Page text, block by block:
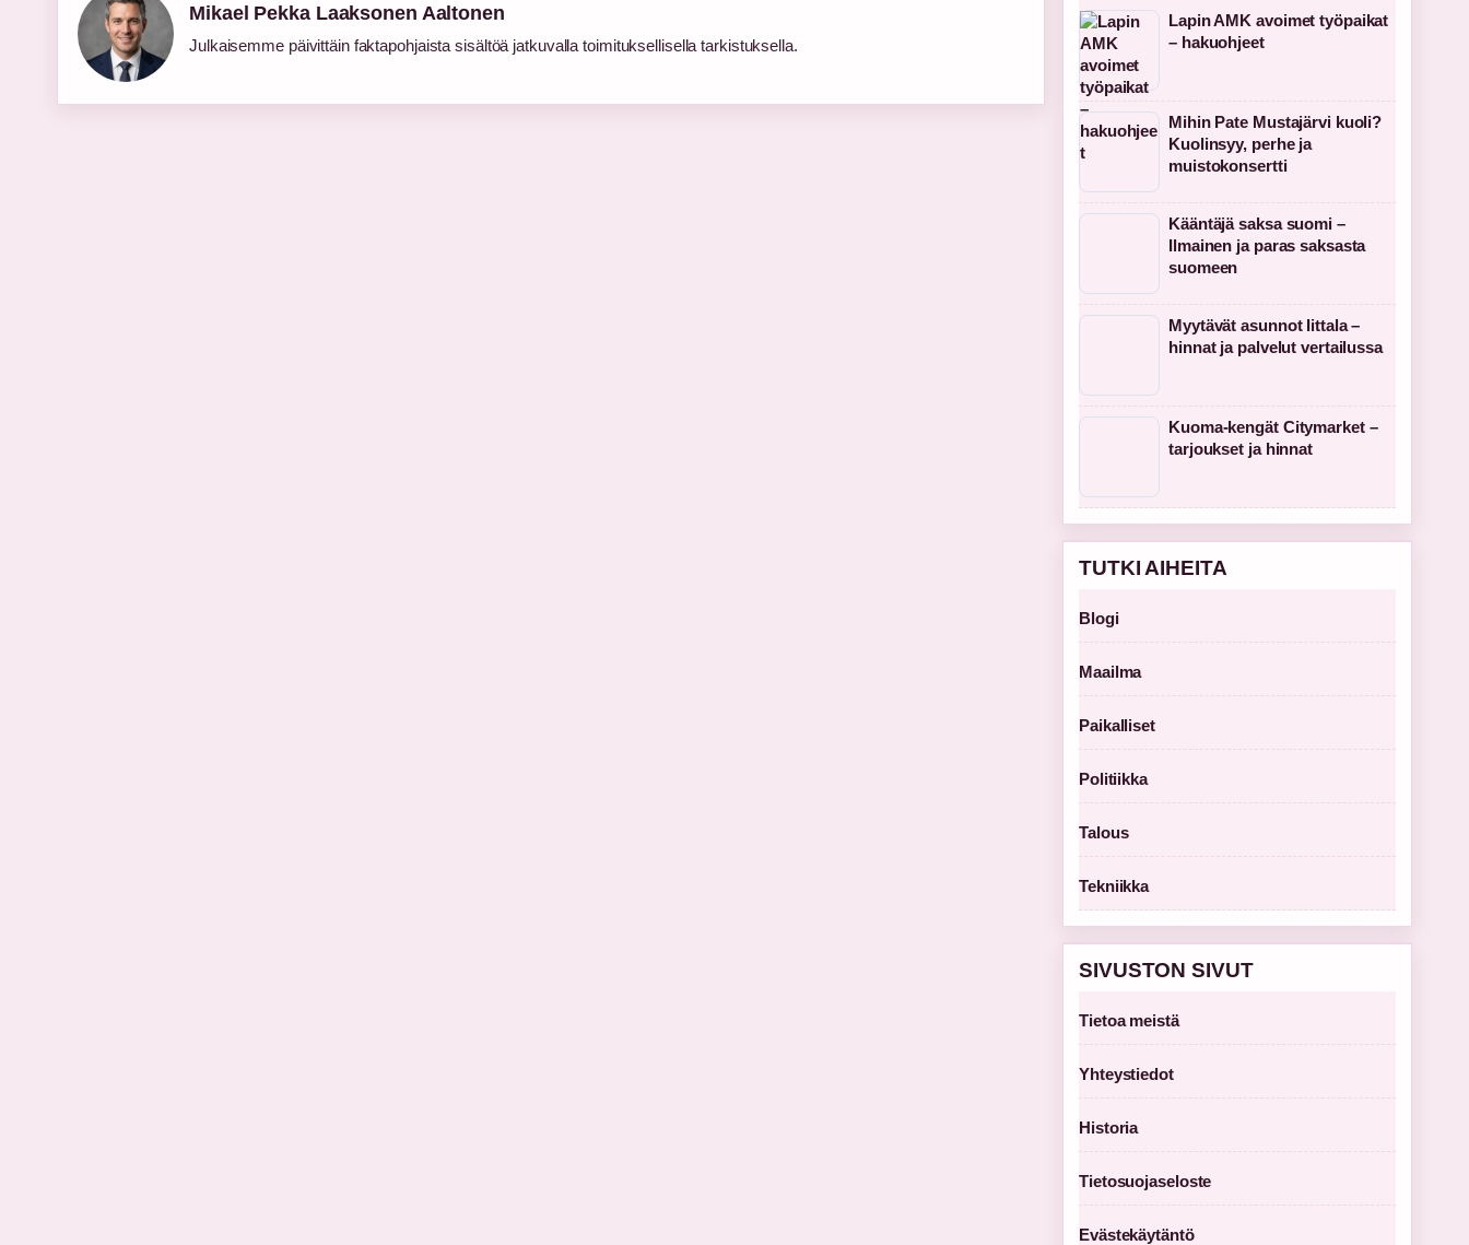
Mikael Pekka Laaksonen Aaltonen
Julkaisemme päivittäin faktapohjaista sisältöä jatkuvalla toimituksellisella tarkistuksella.
Lapin AMK avoimet työpaikat
– hakuohjeet
Mihin Pate Mustajärvi kuoli?
Kuolinsyy, perhe ja
muistokonsertti
Kääntäjä saksa suomi –
Ilmainen ja paras saksasta
suomeen
Myytävät asunnot Iittala –
hinnat ja palvelut vertailussa
Kuoma-kengät Citymarket –
tarjoukset ja hinnat
TUTKI AIHEITA
Blogi
Maailma
Paikalliset
Politiikka
Talous
Tekniikka
SIVUSTON SIVUT
Tietoa meistä
Yhteystiedot
Historia
Tietosuojaseloste
Evästekäytäntö